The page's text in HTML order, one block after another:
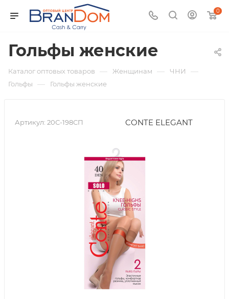
0
Гольфы женские
Каталог оптовых товаров — Женщинам — ЧНИ —
Гольфы — Гольфы женские
Артикул: 20С-198СП CONTE ELEGANT